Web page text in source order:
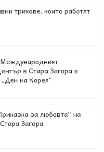
трикове, които работят
Международният
в Стара Загора е
на Корея“
за любовта“ на
Загора